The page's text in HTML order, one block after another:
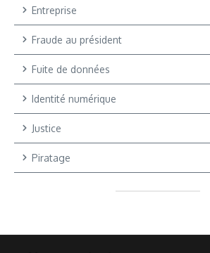
Entreprise
Fraude au président
Fuite de données
Identité numérique
Justice
Piratage